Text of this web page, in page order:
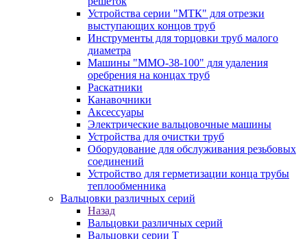
Устройства серии "МТК" для отрезки
выступающих концов труб
Инструменты для торцовки труб малого
диаметра
Машины "ММО-38-100" для удаления
оребрения на концах труб
Раскатники
Канавочники
Аксессуары
Электрические вальцовочные машины
Устройства для очистки труб
Оборудование для обслуживания резьбовых
соединений
Устройство для герметизации конца трубы
теплообменника
Вальцовки различных серий
Назад
Вальцовки различных серий
Вальцовки серии Т